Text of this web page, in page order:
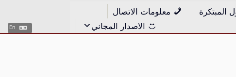
المبتكرة
معلومات الاتصال
الاصدار المجاني
En